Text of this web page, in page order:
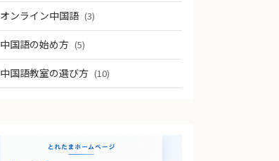
オンライン中国語 (3)
中国語の始め方 (5)
中国語教室の選び方 (10)